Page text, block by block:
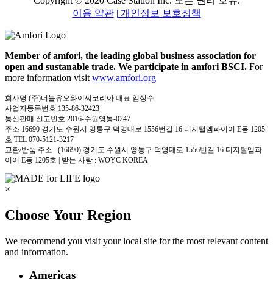
이용 약관 | 개인정보 보호정책
Member of amfori, the leading global business association for
open and sustanable trade. We participate in amfori BSCI. For
more information visit www.amfori.org
회사명 (주)더블유오와이씨코리아 대표 임상수
사업자등록번호 135-86-32423
통신판매 신고번호 2016-수원영통-0247
주소 16690 경기도 수원시 영통구 덕영대로 1556번길 16 디지털엠파이어 E동 1205
호 TEL 070-5121-3217
교환/반품 주소 : (16690) 경기도 수원시 영통구 덕영대로 1556번길 16 디지털엠파
이어 E동 1205호 | 받는 사람 : WOYC KOREA
×
Choose Your Region
We recommend you visit your local site for the most relevant content
and information.
Americas